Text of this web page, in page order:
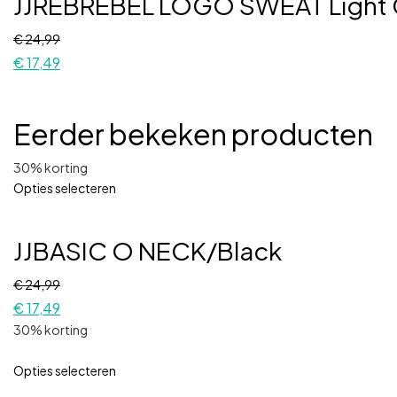
€24,99
€17,49
Eerder bekeken producten
30% korting
Opties selecteren
JJBASIC O NECK/Black
€24,99
€17,49
30% korting
Opties selecteren